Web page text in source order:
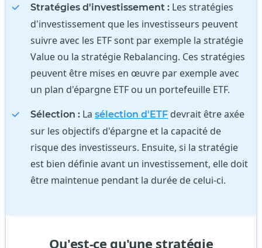
Stratégies d'investissement : Les stratégies
d'investissement que les investisseurs peuvent
suivre avec les ETF sont par exemple la stratégie
Value ou la stratégie Rebalancing. Ces stratégies
peuvent être mises en œuvre par exemple avec
un plan d'épargne ETF ou un portefeuille ETF.
Sélection : La sélection d'ETF devrait être axée
sur les objectifs d'épargne et la capacité de
risque des investisseurs. Ensuite, si la stratégie
est bien définie avant un investissement, elle doit
être maintenue pendant la durée de celui-ci.
Qu'est-ce qu'une stratégie